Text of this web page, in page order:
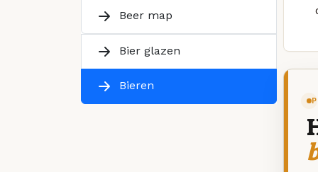
Beer map
Bier glazen
Bieren